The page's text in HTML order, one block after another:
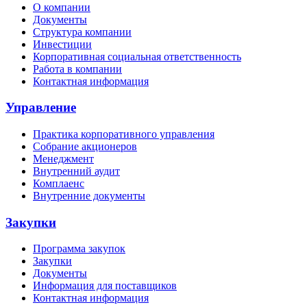
О компании
Документы
Структура компании
Инвестиции
Корпоративная социальная ответственность
Работа в компании
Контактная информация
Управление
Практика корпоративного управления
Собрание акционеров
Менеджмент
Внутренний аудит
Комплаенс
Внутренние документы
Закупки
Программа закупок
Закупки
Документы
Информация для поставщиков
Контактная информация